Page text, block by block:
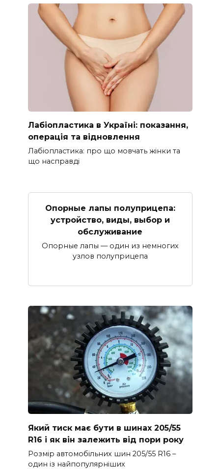
Лабіопластика в Україні: показання,
операція та відновлення
Лабіопластика: про що мовчать жінки та
що насправді
Опорные лапы полуприцепа:
устройство, виды, выбор и
обслуживание
Опорные лапы — один из немногих
узлов полуприцепа
Який тиск має бути в шинах 205/55
R16 і як він залежить від пори року
Розмір автомобільних шин 205/55 R16 –
один із найпопулярніших